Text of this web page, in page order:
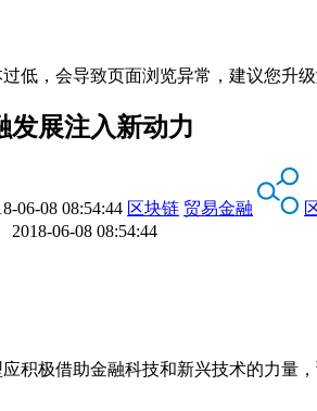
低，会导致页面浏览异常，建议您升
发展注入新动力
06-08 08:54:44 区块链 贸易金融
06-08 08:54:44
积极借助金融科技和新兴技术的力量